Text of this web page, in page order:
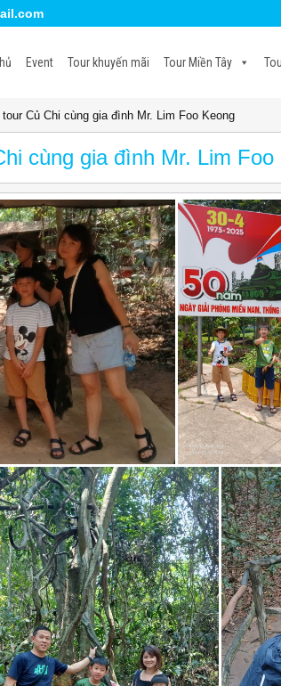
Event Tour khuyến mãi Tour Miền Tây
Củ Chi cùng gia đình Mr. Lim Foo Keong
cùng gia đình Mr. Lim Foo